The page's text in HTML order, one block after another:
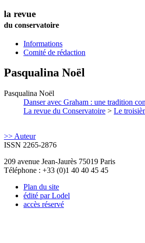
la revue
du conservatoire
Informations
Comité de rédaction
Pasqualina Noël
Pasqualina Noël
Danser avec Graham : une tradition
La revue du Conservatoire > Le
>> Auteur
ISSN 2265-2876
209 avenue Jean-Jaurès 75019 Paris
Téléphone : +33 (0)1 40 40 45 45
Plan du site
édité par Lodel
accès réservé